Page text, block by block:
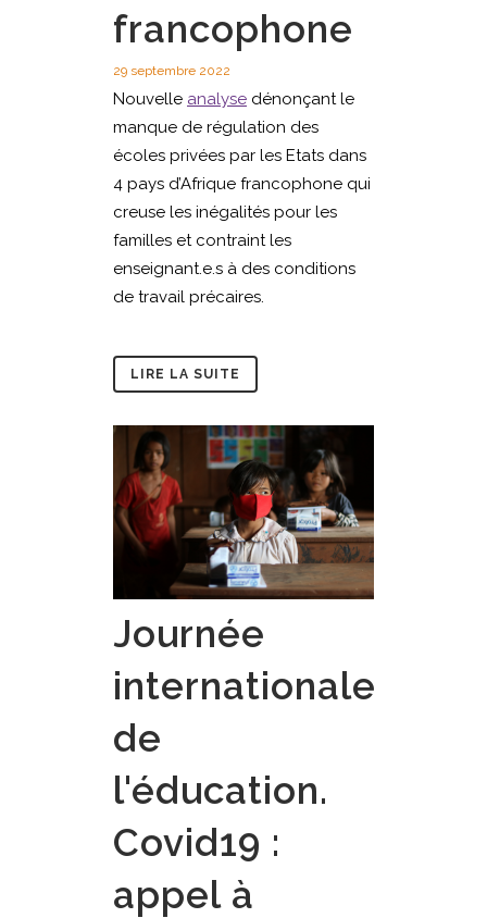
francophone
29 septembre 2022
Nouvelle analyse dénonçant le
manque de régulation des
écoles privées par les Etats dans
4 pays d’Afrique francophone qui
creuse les inégalités pour les
familles et contraint les
enseignant.e.s à des conditions
de travail précaires.
LIRE LA SUITE
Journée
internationale
de
l'éducation.
Covid19 :
appel à